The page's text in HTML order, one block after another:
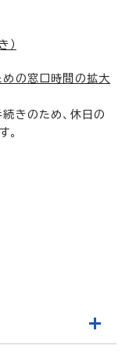
）
めの窓口時間の拡大
きのため、休日の
。